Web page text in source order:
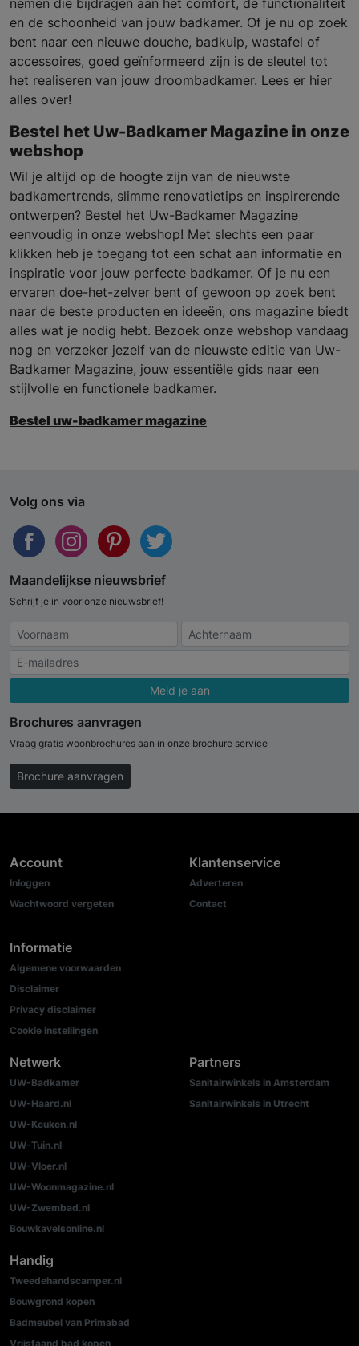
en de schoonheid van jouw badkamer. Of je nu op zoek
bent naar een nieuwe douche, badkuip, wastafel of
accessoires, goed geïnformeerd zijn is de sleutel tot
het realiseren van jouw droombadkamer. Lees er hier
alles over!
Bestel het Uw-Badkamer Magazine in onze
webshop
Wil je altijd op de hoogte zijn van de nieuwste
badkamertrends, slimme renovatietips en inspirerende
ontwerpen? Bestel het Uw-Badkamer Magazine
eenvoudig in onze webshop! Met slechts een paar
klikken heb je toegang tot een schat aan informatie en
inspiratie voor jouw perfecte badkamer. Of je nu een
ervaren doe-het-zelver bent of gewoon op zoek bent
naar de beste producten en ideeën, ons magazine biedt
alles wat je nodig hebt. Bezoek onze webshop vandaag
nog en verzeker jezelf van de nieuwste editie van Uw-
Badkamer Magazine, jouw essentiële gids naar een
stijlvolle en functionele badkamer.
Bestel uw-badkamer magazine
Volg ons via
Maandelijkse nieuwsbrief
Schrijf je in voor onze nieuwsbrief!
Meld je aan
Brochures aanvragen
Vraag gratis woonbrochures aan in onze brochure service
Brochure aanvragen
Account
Inloggen
Wachtwoord vergeten
Informatie
Algemene voorwaarden
Disclaimer
Privacy disclaimer
Cookie instellingen
Klantenservice
Adverteren
Contact
Netwerk
UW-Badkamer
UW-Haard.nl
UW-Keuken.nl
UW-Tuin.nl
UW-Vloer.nl
UW-Woonmagazine.nl
UW-Zwembad.nl
Bouwkavelsonline.nl
Partners
Sanitairwinkels in Amsterdam
Sanitairwinkels in Utrecht
Handig
Tweedehandscamper.nl
Bouwgrond kopen
Badmeubel van Primabad
Vrijstaand bad kopen